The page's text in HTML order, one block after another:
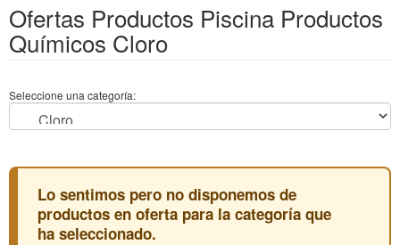
Ofertas Productos Piscina Productos
Químicos Cloro
Seleccione una categoría:
Lo sentimos pero no disponemos de
productos en oferta para la categoría que
ha seleccionado.